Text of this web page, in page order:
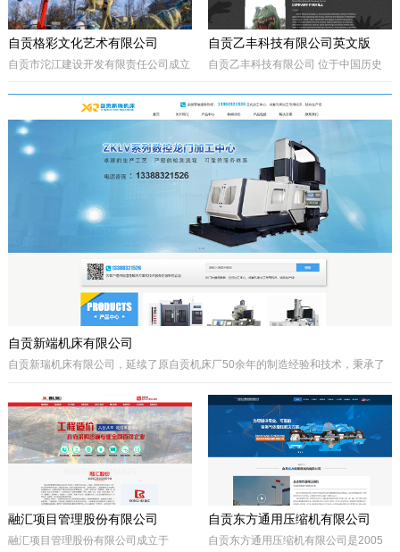
自贡乙丰科技有限公司英文版
自贡乙丰科技有限公司 位于中国历史
城”、“千年盐都”美誉的四川省自贡市。
公司自成立以来秉承质量第一、诚信为
本、开拓创兴的经营理念为宗旨，取得
了国内外客户的高度认可。公司拥有优
秀的策划设计团队、实战经验丰富的施
工队伍、科学的管理模式，秉承着创新
的理念、先进的技术、严格的施工管
理、热诚服务的态度为客户创造更大的
自贡格彩文化艺术有限公司
自贡市沱江建设开发有限责任公司成立
于自贡市高新区金泽华府旁，注册资本
10000万元，由自贡市城市建设投资开
发集团有限公司、自贡市鸿宇实业有限
公司、自贡市大安区汇安国有资本投资
运营集团有限公司、自贡市宇盛投资有
限公司等四个国有公司出资组建，市城
投集团控股。公司经营范围是沱江航电
镇、新农村和现代农业建设、移民安置
服务，基础设施及岸线生态建设，河道
疏浚、水环境治理和水资源经营利用，
港口码头装卸与仓储、港口物流...
自贡新端机床有限公司
自贡新瑞机床有限公司，延续了原自贡机床厂50余年的制造经验和技术，秉承了
公司生产：Z系列摇臂钻床、Z系列立式钻床、ZLKV系列数控龙门加工中心、ZLK
系列数控龙门钻床、VMC、立式加工中心、成套孔系加工专用机床、钻攻生产线
等产品的设计、制造。产品广泛应用于模具、机械制造、汽车制造、航空、船
舶、轨道交通、铁塔、钢结构等工业制造及机械加工领域。
融汇项目管理股份有限公司
融汇项目管理股份有限公司成立于
自贡东方通用压缩机有限公司
自贡东方通用压缩机有限公司是2005